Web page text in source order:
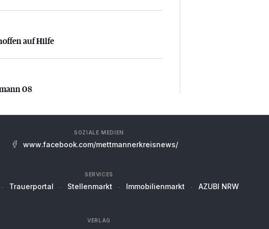
auf Hilfe
auf Hilfe
08
08
SOZIALE MEDIEN
www.facebook.com/mettmannerkreisnews/
SERVICES
Trauerportal Stellenmarkt Immobilienmarkt AZUBI NRW
VERLAG